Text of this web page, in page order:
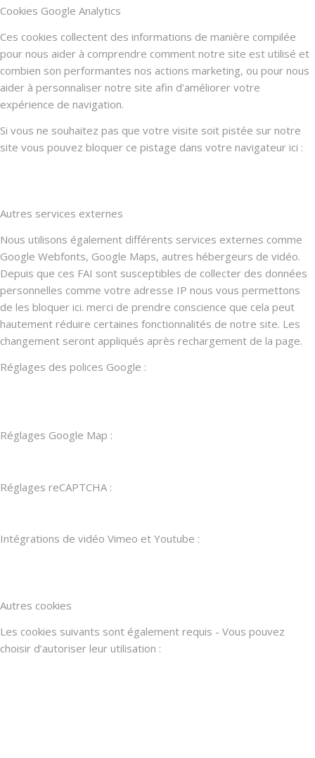
Cookies Google Analytics
Ces cookies collectent des informations de manière compilée
pour nous aider à comprendre comment notre site est utilisé et
combien son performantes nos actions marketing, ou pour nous
aider à personnaliser notre site afin d’améliorer votre
expérience de navigation.
Si vous ne souhaitez pas que votre visite soit pistée sur notre
site vous pouvez bloquer ce pistage dans votre navigateur ici :
Autres services externes
Nous utilisons également différents services externes comme
Google Webfonts, Google Maps, autres hébergeurs de vidéo.
Depuis que ces FAI sont susceptibles de collecter des données
personnelles comme votre adresse IP nous vous permettons
de les bloquer ici. merci de prendre conscience que cela peut
hautement réduire certaines fonctionnalités de notre site. Les
changement seront appliqués après rechargement de la page.
Réglages des polices Google :
Réglages Google Map :
Réglages reCAPTCHA :
Intégrations de vidéo Vimeo et Youtube :
Autres cookies
Les cookies suivants sont également requis - Vous pouvez
choisir d’autoriser leur utilisation :